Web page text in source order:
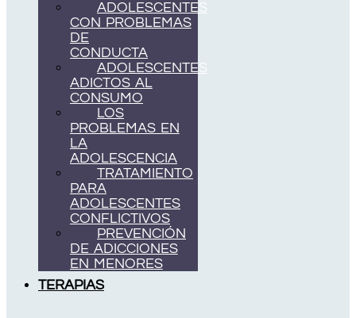
ADOLESCENTES
CON PROBLEMAS
DE
CONDUCTA
ADOLESCENTES
ADICTOS AL
CONSUMO
LOS
PROBLEMAS EN
LA
ADOLESCENCIA
TRATAMIENTO
PARA
ADOLESCENTES
CONFLICTIVOS
PREVENCIÓN
DE ADICCIONES
EN MENORES
TERAPIAS